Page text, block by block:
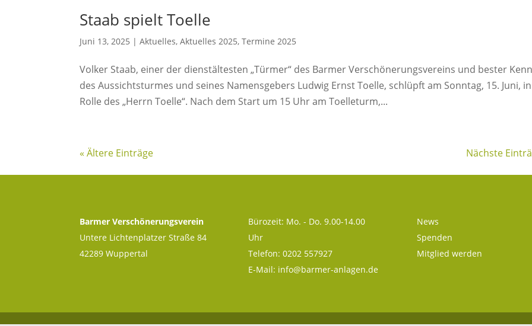
Staab spielt Toelle
Juni 13, 2025 |Aktuelles,Aktuelles 2025,Termine 2025
Volker Staab, einer der dienstältesten „Türmer“ des Barmer Verschönerungsvereins und bester
des Aussichtsturmes und seines Namensgebers Ludwig Ernst Toelle, schlüpft am Sonntag, 15. Juni,
Rolle des „Herrn Toelle“. Nach dem Start um 15 Uhr am Toelleturm,...
« Ältere Einträge Nächste
Barmer Verschönerungsverein
Untere Lichtenplatzer Straße 84
42289 Wuppertal
Bürozeit: Mo. - Do. 9.00-14.00
Uhr
Telefon: 0202 557927
E-Mail: info@barmer-anlagen.de
News
Spenden
Mitglied werden